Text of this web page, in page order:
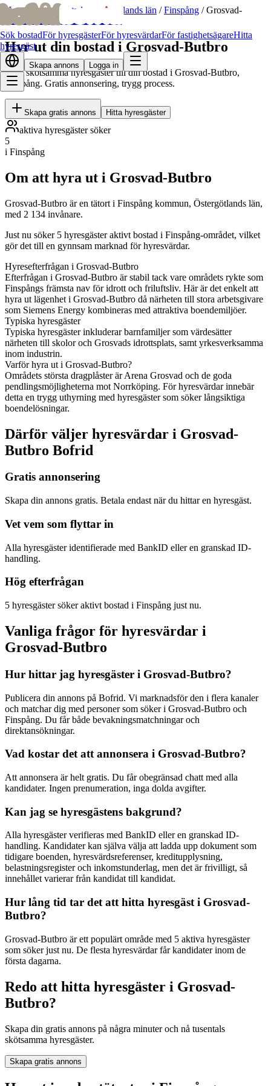
bofridbofrid
Sök bostadFör hyresgästerFör hyresvärdarFör fastighetsägareHitta
hyresgäst
Skapa annons Logga in
Hem/ Hyr ut bostad Östergötlands län /Finspång /Grosvad-
Butbro
Hyr ut din bostad i Grosvad-Butbro
Hitta skötsamma hyresgäster till din bostad i Grosvad-Butbro,
Finspång. Gratis annonsering, trygg process.
Skapa gratis annons Hitta hyresgäster
aktiva hyresgäster söker
5
i Finspång
Om att hyra ut i Grosvad-Butbro
Grosvad-Butbro är en tätort i Finspång kommun, Östergötlands län,
med 2 134 invånare.
Just nu söker 5 hyresgäster aktivt bostad i Finspång-området, vilket
gör det till en gynnsam marknad för hyresvärdar.
Hyresefterfrågan i Grosvad-Butbro
Efterfrågan i Grosvad-Butbro är stabil tack vare områdets rykte som
Finspångs främsta nav för idrott och friluftsliv. Här är det enkelt att
hyra ut lägenhet i Grosvad-Butbro då närheten till stora arbetsgivare
som Siemens Energy kombineras med attraktiva boendemiljöer.
Typiska hyresgäster
Typiska hyresgäster inkluderar barnfamiljer som värdesätter
närheten till skolor och Grosvads idrottsplats, samt yrkesverksamma
inom industrin.
Varför hyra ut i Grosvad-Butbro?
Områdets största dragplåster är Arena Grosvad och de goda
pendlingsmöjligheterna mot Norrköping. För hyresvärdar innebär
detta en trygg uthyrning med hyresgäster som söker långsiktiga
boendelösningar.
Därför väljer hyresvärdar i Grosvad-
Butbro Bofrid
Gratis annonsering
Skapa din annons gratis. Betala endast när du hittar en hyresgäst.
Vet vem som flyttar in
Alla hyresgäster identifierade med BankID eller en granskad ID-
handling.
Hög efterfrågan
5 hyresgäster söker aktivt bostad i Finspång just nu.
Vanliga frågor för hyresvärdar i
Grosvad-Butbro
Hur hittar jag hyresgäster i Grosvad-Butbro?
Publicera din annons på Bofrid. Vi marknadsför den i flera kanaler
och matchar dig med personer som söker i Grosvad-Butbro och
Finspång. Du får både bevakningsmatchningar och
direktansökningar.
Vad kostar det att annonsera i Grosvad-Butbro?
Att annonsera är helt gratis. Du får obegränsad chatt med alla
kandidater. Ingen prenumeration, inga dolda avgifter.
Kan jag se hyresgästens bakgrund?
Alla hyresgäster verifieras med BankID eller en granskad ID-
handling. Kandidater kan själva välja att ladda upp dokument som
tidigare boenden, hyresvärdsreferenser, kreditupplysning,
belastningsregister och inkomstunderlag, men det är frivilligt, så
innehållet varierar från kandidat till kandidat.
Hur lång tid tar det att hitta hyresgäst i Grosvad-
Butbro?
Grosvad-Butbro är ett populärt område med 5 aktiva hyresgäster
som söker just nu. De flesta hyresvärdar får kandidater inom de
första dagarna.
Redo att hitta hyresgäster i Grosvad-
Butbro?
Skapa din gratis annons på några minuter och nå tusentals
skötsamma hyresgäster.
Skapa gratis annons